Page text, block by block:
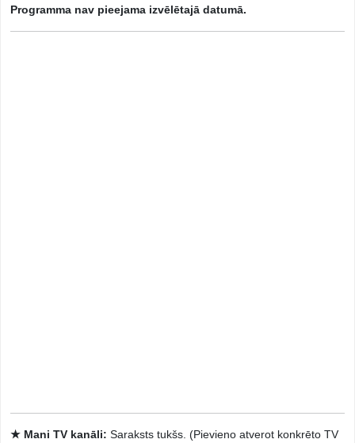
Programma nav pieejama izvēlētajā datumā.
★ Mani TV kanāli: Saraksts tukšs. (Pievieno atverot konkrēto TV